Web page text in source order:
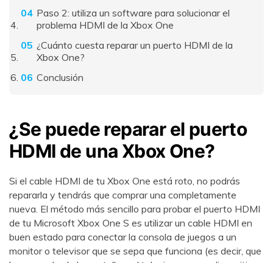
Paso 2: utiliza un software para solucionar el
problema HDMI de la Xbox One
¿Cuánto cuesta reparar un puerto HDMI de la
Xbox One?
Conclusión
󠀰󠀰¿Se puede reparar el puerto
HDMI de una Xbox One?󠀲󠀡󠀠󠀦󠀥󠀠󠀢󠀥󠀢󠀳󠀰
󠀰Si el cable HDMI de tu Xbox One está roto, no podrás
repararla y tendrás que comprar una completamente
nueva. El método más sencillo para probar el puerto HDMI
de tu Microsoft Xbox One S es utilizar un cable HDMI en
buen estado para conectar la consola de juegos a un
monitor o televisor que se sepa que funciona (es decir, que